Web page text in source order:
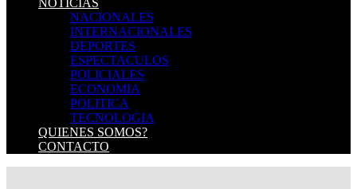
NOTICIAS
NACIONALES
INTERNACIONALES
DEPORTES
ESPECTACULOS
POLICIALES
ECONOMIA
POLITICA
TECNOLOGIA
QUIENES SOMOS?
CONTACTO